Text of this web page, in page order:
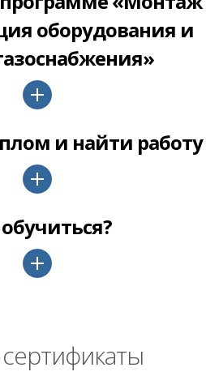
оборудования и
и найти работу